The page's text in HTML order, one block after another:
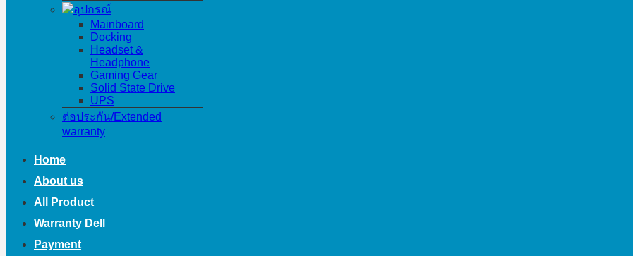
อุปกรณ์
Mainboard
Docking
Headset &
Headphone
Gaming Gear
Solid State Drive
UPS
ต่อประกัน/Extended
warranty
Home
About us
All Product
Warranty Dell
Payment